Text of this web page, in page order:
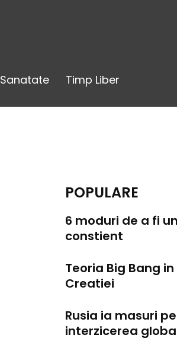
Sanatate Timp Liber
POPULARE
6 moduri de a fi
constient
Teoria Big Bang
Creatiei
Rusia ia masuri
interzicerea